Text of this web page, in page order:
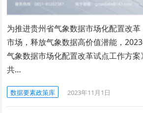
为推进贵州省气象数据市场化配置改
市场，释放气象数据高价值潜能，
气象数据市场化配置改革试点工作方案
共…
数据要素政策库 2023年11月1日